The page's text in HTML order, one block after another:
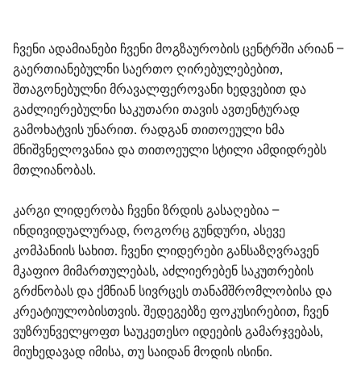
ჩვენი ადამიანები ჩვენი მოგზაურობის ცენტრში არიან –
გაერთიანებულნი საერთო ღირებულებებით,
შთაგონებულნი მრავალფეროვანი ხედვებით და
გაძლიერებულნი საკუთარი თავის ავთენტურად
გამოხატვის უნარით. რადგან თითოეული ხმა
მნიშვნელოვანია და თითოეული სტილი ამდიდრებს
მთლიანობას.
კარგი ლიდერობა ჩვენი ზრდის გასაღებია –
ინდივიდუალურად, როგორც გუნდური, ასევე
კომპანიის სახით. ჩვენი ლიდერები განსაზღვრავენ
მკაფიო მიმართულებას, აძლიერებენ საკუთრების
გრძნობას და ქმნიან სივრცეს თანამშრომლობისა და
კრეატიულობისთვის. შედეგებზე ფოკუსირებით, ჩვენ
ვუზრუნველყოფთ საუკეთესო იდეების გამარჯვებას,
მიუხედავად იმისა, თუ საიდან მოდის ისინი.